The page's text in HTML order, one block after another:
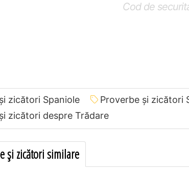
Cod de
zicători Spaniole
Proverbe și zicători
zicători despre Trădare
și zicători similare